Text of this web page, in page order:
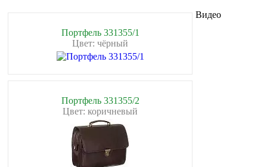
Портфель 331355/1
Цвет: чёрный
Портфель 331355/2
Цвет: коричневый
Видео